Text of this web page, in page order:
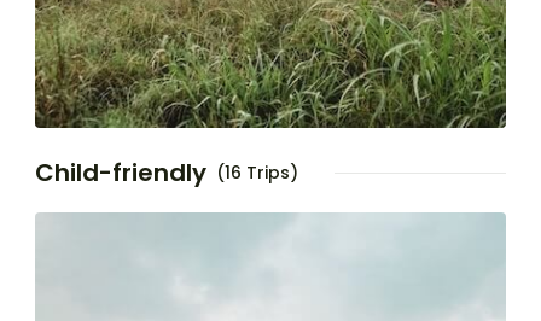
Child-friendly (16 Trips)